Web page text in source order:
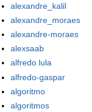
alexandre_kalil
alexandre_moraes
alexandre-moraes
alexsaab
alfredo lula
alfredo-gaspar
algoritmo
algoritmos